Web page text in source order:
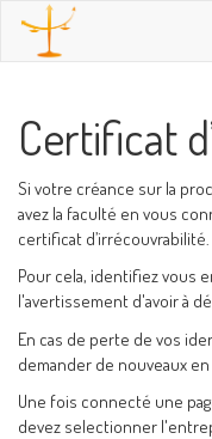
Certificat
Si votre créance sur la
avez la faculté en vous
certificat d’irrécouvrabilité.
Pour cela, identifiez vous
l'avertissement d'avoir à
En cas de perte de vos
demander de nouveaux
Une fois connecté une
devez selectionner